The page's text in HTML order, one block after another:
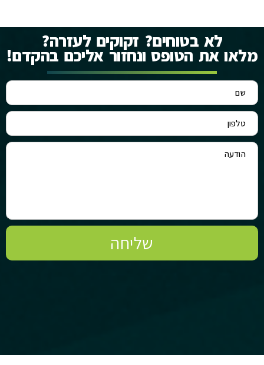
לא בטוחים? זקוקים לעזרה?
מלאו את הטופס ונחזור אליכם בהקדם!
שליחה